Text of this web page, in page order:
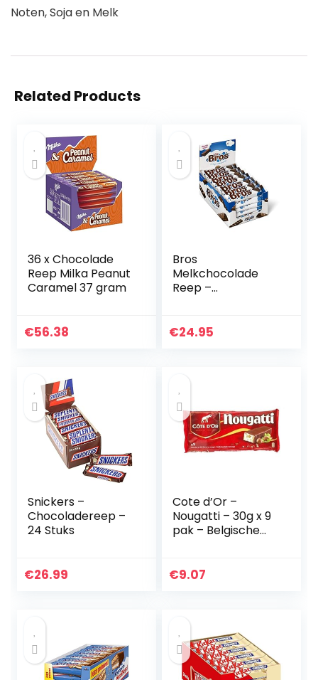
Noten, Soja en Melk
Related Products
36 x Chocolade
Reep Milka Peanut
Caramel 37 gram
€56.38
Bros
Melkchocolade
Reep –
chocoladerepen
€24.95
Snickers –
Chocoladereep –
24 Stuks
€26.99
Cote d’Or –
Nougatti – 30g x 9
pak – Belgische
notenrepen –
chocolade –
Geïmporteerd uit
België
€9.07